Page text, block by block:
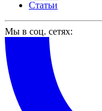
Статьи
Мы в соц. сетях: